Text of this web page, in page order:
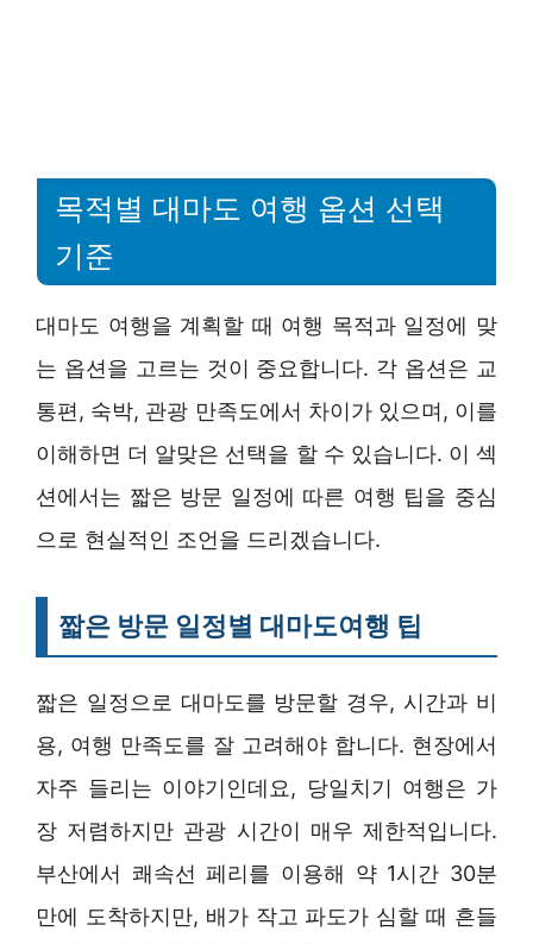
목적별 대마도 여행 옵션 선택
기준
대마도 여행을 계획할 때 여행 목적과 일정에 맞
는 옵션을 고르는 것이 중요합니다. 각 옵션은 교
통편, 숙박, 관광 만족도에서 차이가 있으며, 이를
이해하면 더 알맞은 선택을 할 수 있습니다. 이 섹
션에서는 짧은 방문 일정에 따른 여행 팁을 중심
으로 현실적인 조언을 드리겠습니다.
짧은 방문 일정별 대마도여행 팁
짧은 일정으로 대마도를 방문할 경우, 시간과 비
용, 여행 만족도를 잘 고려해야 합니다. 현장에서
자주 들리는 이야기인데요, 당일치기 여행은 가
장 저렴하지만 관광 시간이 매우 제한적입니다.
부산에서 쾌속선 페리를 이용해 약 1시간 30분
만에 도착하지만, 배가 작고 파도가 심할 때 흔들